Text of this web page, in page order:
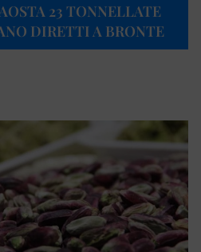
23 TONNELLATE
DIRETTI A BRONTE